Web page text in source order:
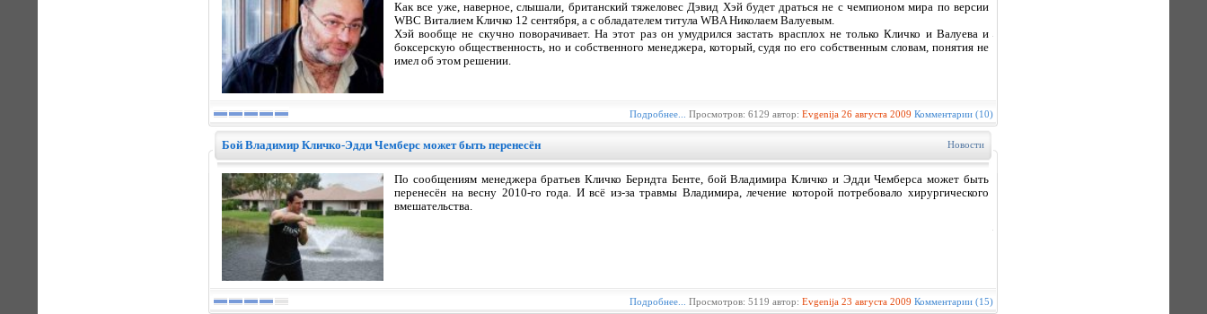
Как все уже, наверное, слышали, британский тяжеловес Дэвид Хэй будет драться не с чемпионом мира по версии
WBC Виталием Кличко 12 сентября, а с обладателем титула WBA Николаем Валуевым.
Хэй вообще не скучно поворачивает. На этот раз он умудрился застать врасплох не только Кличко и Валуева и
боксерскую общественность, но и собственного менеджера, который, судя по его собственным словам, понятия не
имел об этом решении.
Подробнее... Просмотров: 6129 автор: Evgenija 26 августа 2009 Комментарии (10)
Бой Владимир Кличко-Эдди Чемберс может быть перенесён Новости
По сообщениям менеджера братьев Кличко Берндта Бенте, бой Владимира Кличко и Эдди Чемберса может быть
перенесён на весну 2010-го года. И всё из-за травмы Владимира, лечение которой потребовало хирургического
вмешательства.
Подробнее... Просмотров: 5119 автор: Evgenija 23 августа 2009 Комментарии (15)